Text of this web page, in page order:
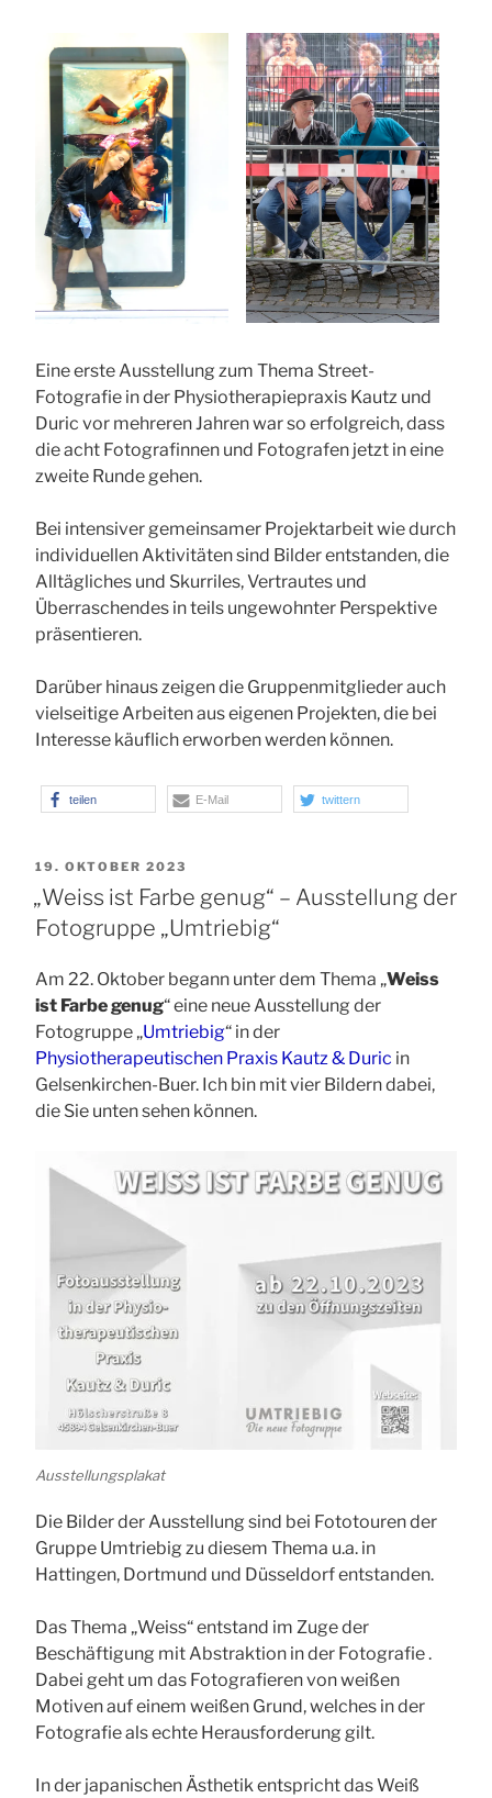
Eine erste Ausstellung zum Thema Street-
Fotografie in der Physiotherapiepraxis Kautz und
Duric vor mehreren Jahren war so erfolgreich, dass
die acht Fotografinnen und Fotografen jetzt in eine
zweite Runde gehen.
Bei intensiver gemeinsamer Projektarbeit wie durch
individuellen Aktivitäten sind Bilder entstanden, die
Alltägliches und Skurriles, Vertrautes und
Überraschendes in teils ungewohnter Perspektive
präsentieren.
Darüber hinaus zeigen die Gruppenmitglieder auch
vielseitige Arbeiten aus eigenen Projekten, die bei
Interesse käuflich erworben werden können.
teilen E-Mail twittern
VERÖFFENTLICHT
AM
19. OKTOBER 2023
„Weiss ist Farbe genug“ – Ausstellung der
Fotogruppe „Umtriebig“
Am 22. Oktober begann unter dem Thema „Weiss
ist Farbe genug“ eine neue Ausstellung der
Fotogruppe „Umtriebig“ in der
Physiotherapeutischen Praxis Kautz & Duric in
Gelsenkirchen-Buer. Ich bin mit vier Bildern dabei,
die Sie unten sehen können.
Ausstellungsplakat
Die Bilder der Ausstellung sind bei Fototouren der
Gruppe Umtriebig zu diesem Thema u.a. in
Hattingen, Dortmund und Düsseldorf entstanden.
Das Thema „Weiss“ entstand im Zuge der
Beschäftigung mit Abstraktion in der Fotografie .
Dabei geht um das Fotografieren von weißen
Motiven auf einem weißen Grund, welches in der
Fotografie als echte Herausforderung gilt.
In der japanischen Ästhetik entspricht das Weiß